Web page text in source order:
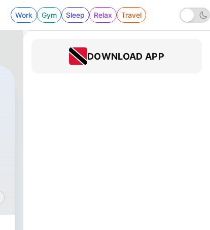
Work Gym Sleep Relax Travel
DOWNLOAD APP